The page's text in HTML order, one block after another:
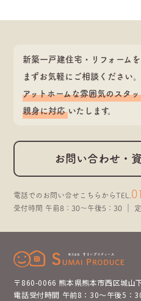
新築一戸建住宅・リフォーム
まずお気軽にご相談ください。
アットホームな雰囲気のスタ
親身に対応いたします。
お問い合わせ・
電話でのお問い合せこちらからTEL.
受付時間 午前8：30～午後5：30 ｜
〒860-0066 熊本県熊本市西区城山
電話受付時間 午前8：30～午後5：